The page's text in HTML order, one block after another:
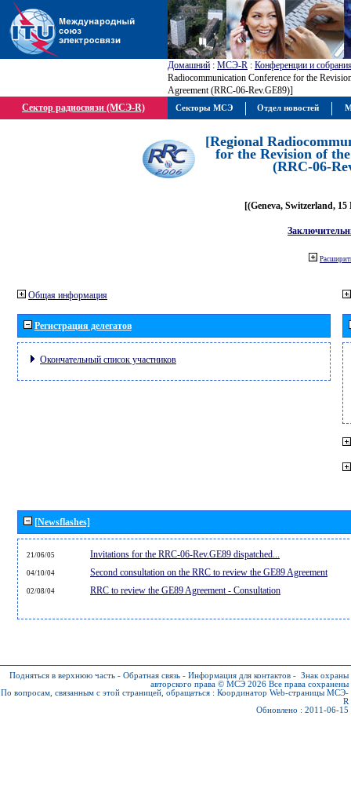
Домашний : МСЭ-R : Конференции и
Radiocommunication Conference for the
Agreement (RRC-06-Rev.GE89)]
Сектор радиосвязи (МСЭ-R)
[Regional
for the Revision of
(RRC-06-
[(Geneva, Switzerland, 15
Общая информация
Регистрация делегатов
Окончательный список участников
[Newsflashes]
21/06/05 Invitations for the RRC-06-Rev.GE89 dispatched...
04/10/04 Second consultation on the RRC to review the GE89 Agreement
02/08/04 RRC to review the GE89 Agreement - Consultation
Подняться в верхнюю часть - Обратная связь - Информация для контактов - Знак охраны
авторского права © МСЭ 2026 Все права сохранены
По вопросам, связанным с этой страницей, обращаться : Координатор Web-страницы МСЭ-
R
Обновлено : 2011-06-15
Секторы МСЭ Отдел новостей